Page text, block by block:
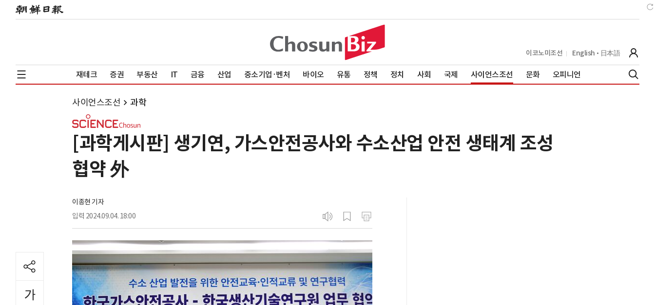
이코노미조선 English 日本語
재테크 증권 부동산 IT 금융 산업 중소기업·벤처 바이오 유통 정책 정치 사회 국제 사이언스조선 문화 오피니언
사이언스조선 과학
[과학게시판] 생기연, 가스안전공사와 수소산업 안전 생태계 조성
협약 外
이종현 기자
입력 2024.09.04. 18:00